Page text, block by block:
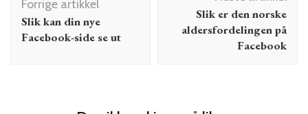
Forrige artikkel
Slik kan din nye
Facebook-side se ut
Slik er den norske
aldersfordelingen på
Facebook